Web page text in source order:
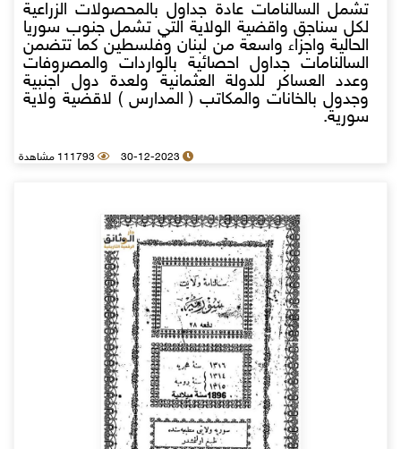
تشمل السالنامات عادة جداول بالمحصولات الزراعية
لكل سناجق واقضية الولاية التي تشمل جنوب سوريا
الحالية واجزاء واسعة من لبنان وفلسطين كما تتضمن
السالنامات جداول احصائية بالواردات والمصروفات
وعدد العساكر للدولة العثمانية ولعدة دول اجنبية
وجدول بالخانات والمكاتب ( المدارس ) لاقضية ولاية
سورية.
30-12-2023 111793 مشاهدة